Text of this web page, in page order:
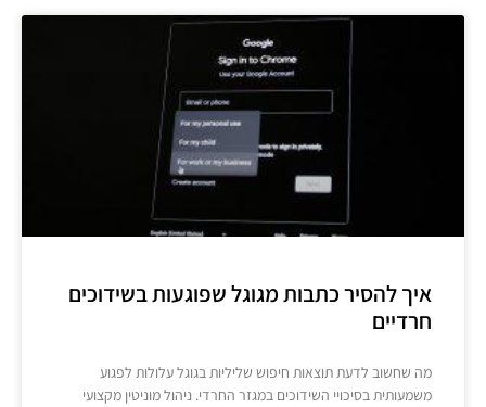
איך להסיר כתבות מגוגל שפוגעות בשידוכים
חרדיים
מה שחשוב לדעת תוצאות חיפוש שליליות בגוגל עלולות לפגוע
משמעותית בסיכויי השידוכים במגזר החרדי. ניהול מוניטין מקצועי